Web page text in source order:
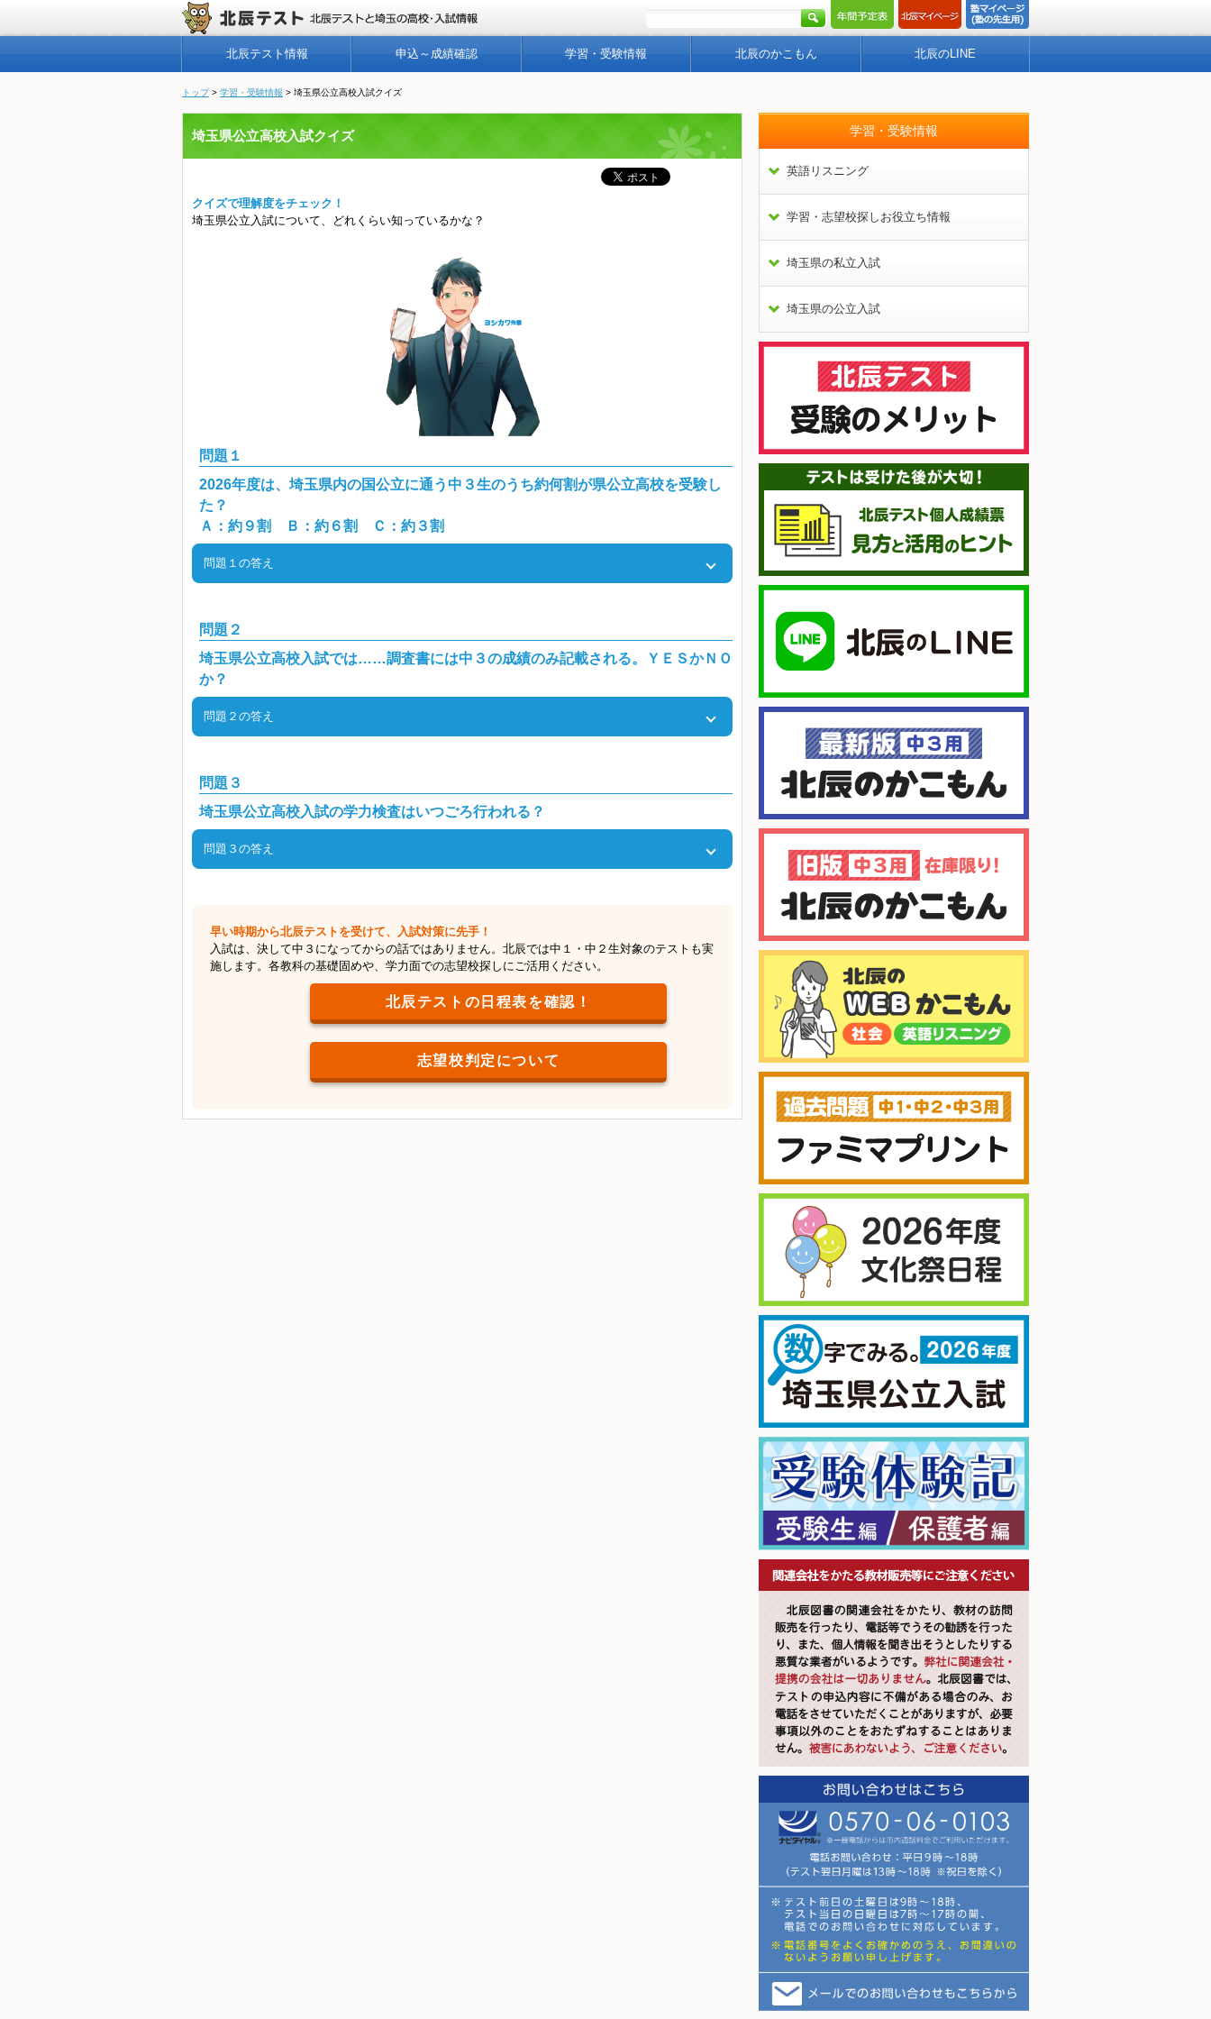
北辰テスト情報 申込～成績確認 学習・受験情報 北辰のかこもん 北辰のLINE
トップ> 学習・受験情報 > 埼玉県公立高校入試クイズ
埼玉県公立高校入試クイズ
クイズで理解度をチェック！
埼玉県公立入試について、どれくらい知っているかな？
問題１
2026年度は、埼玉県内の国公立に通う中３生のうち約何割が県公立高校を受験し
た？
Ａ：約９割 Ｂ：約６割 Ｃ：約３割
問題１の答え
2026年度の県公立入試の受験者数は35,872人（全日制）。昨年度の埼玉県内の国公立に通う中
３生は58,021人※（2026年３月６日付 県発表の資料より。義務教育学校9学年の生徒数を含
み、中高一貫校は除く。）だったから、全体のおよそ62％が県公立入試に挑んだことになる！
県のホームページでは、受験者数はもちろん、高校別に競争率等も公表しているから、チェック
問題２
埼玉県公立高校入試では……調査書には中３の成績のみ記載される。ＹＥＳかＮＯ
か？
問題２の答え
出願時に提出する調査書は、キミの中学校でのがんばりを高校に伝えるためのもの。中３だけで
なく中１・中２でのがんばりも調査書に記載され、点数化されるんだ。また、学力検査でも、例
年半分以上が中１・中２範囲から出題されているよ。つまり、中１・中２のときに、毎日の授業
や定期テストを大切にして、習っていることを身につけておけば、調査書の評価も上がるし、本
番の入試対策にもなるってことなんだ！
問題３
埼玉県公立高校入試の学力検査はいつごろ行われる？
問題３の答え
った範囲を復習し、新しく習う内容も勉強して、さらに志望校探し……と、やることがとにかく
目白押しだから、早めに入試を意識し始めよう。
早い時期から北辰テストを受けて、入試対策に先手！
入試は、決して中３になってからの話ではありません。北辰では中１・中２生対象のテストも実
施します。各教科の基礎固めや、学力面での志望校探しにご活用ください。
北辰テストの日程表を確認！
志望校判定について
学習・受験情報
英語リスニング
学習・志望校探しお役立ち情報
埼玉県の私立入試
埼玉県の公立入試